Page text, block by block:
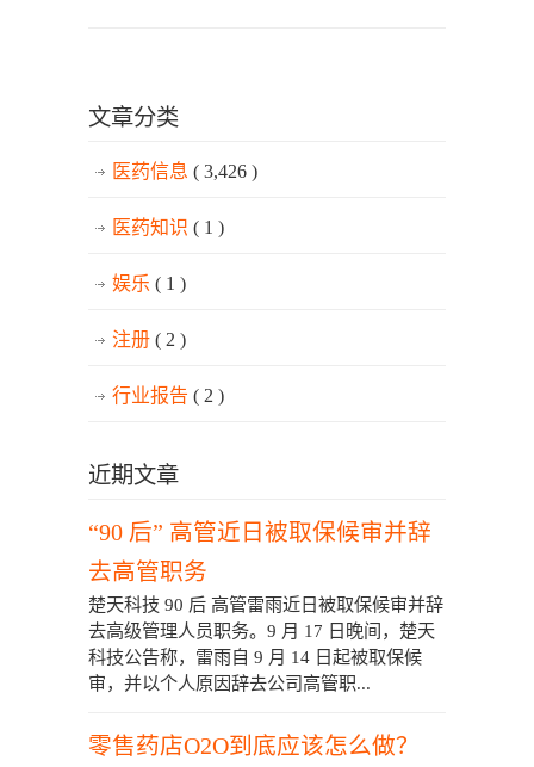
文章分类
医药信息 ( 3,426 )
医药知识 ( 1 )
娱乐 ( 1 )
注册 ( 2 )
行业报告 ( 2 )
近期文章
“90 后” 高管近日被取保候审并辞
去高管职务
楚天科技 90 后 高管雷雨近日被取保候审并辞
去高级管理人员职务。9 月 17 日晚间，楚天
科技公告称，雷雨自 9 月 14 日起被取保候
审，并以个人原因辞去公司高管职...
零售药店O2O到底应该怎么做？